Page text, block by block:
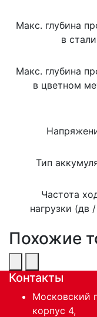
Макс. глубина
в
Макс. глубина
в цветном
Тип
Частота
нагрузки (дв
Похожие
Контакты
Московский
корпус 4,